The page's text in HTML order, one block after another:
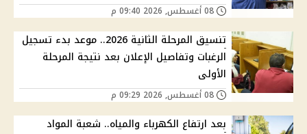
تنسيق المرحلة الثانية 2026.. موعد بدء تسجيل
الرغبات وتفاصيل الإعلان بعد نتيجة المرحلة
الأولى
بعد ارتفاع الكهرباء والمياه.. شعبة المواد